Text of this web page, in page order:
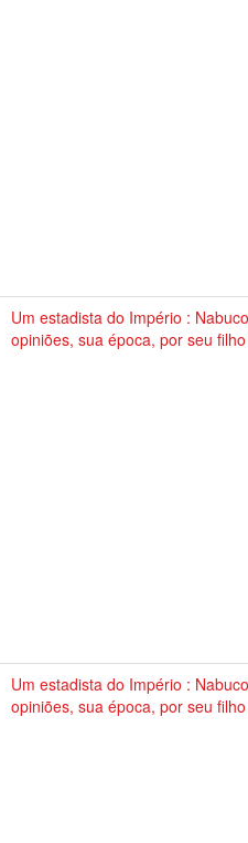
Um estadista do Império :
opiniões, sua época, por seu
Um estadista do Império :
opiniões, sua época, por seu